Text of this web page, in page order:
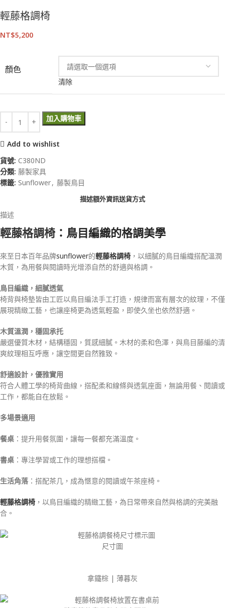
輕藤格調椅
NT$5,200
顏色
清除
加入購物車
Add to wishlist
貨號: C380ND
分類: 藤製家具
標籤: Sunflower, 藤製鳥目
描述額外資訊送貨方式
描述
輕藤格調椅 ：鳥目編織的格調美學
來至日本百年品牌sunflower的輕藤格調椅 ，以細膩的鳥目編織搭配溫潤
木質，為用餐與閱讀時光增添自然的舒適與格調。
鳥目編織，細膩透氣
椅背與椅墊皆由工匠以鳥目編法手工打造，規律而富有層次的紋理，不僅
展現精緻工藝，也讓座椅更為透氣輕盈，即使久坐也依然舒適。
木質溫潤，穩固承托
嚴選優質木材，結構穩固，質感細膩。木材的柔和色澤，與鳥目藤編的清
爽紋理相互呼應，讓空間更自然雅致。
舒適設計，優雅實用
符合人體工學的椅背曲線，搭配柔和線條與透氣座面，無論用餐、閱讀或
工作，都能自在放鬆。
多場景適用
餐桌 ：提升用餐氛圍，讓每一餐都充滿溫度。
書桌 ：專注學習或工作的理想搭檔。
生活角落 ：搭配茶几，成為愜意的閱讀或午茶座椅。
輕藤格調椅 ，以鳥目編織的精緻工藝，為日常帶來自然與格調的完美融
合。
尺寸圖
拿鐵棕 | 薄暮灰